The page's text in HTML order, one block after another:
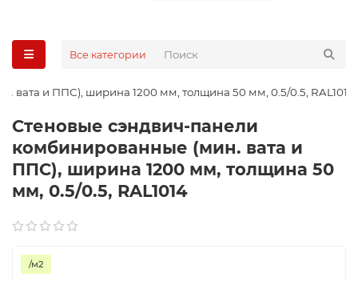
Все категории
и ППС), ширина 1200 мм, толщина 50 мм, 0.5/0.5, RAL1014
Стеновые сэндвич-панели
комбинированные (мин. вата и
ППС), ширина 1200 мм, толщина 50
мм, 0.5/0.5, RAL1014
/м2